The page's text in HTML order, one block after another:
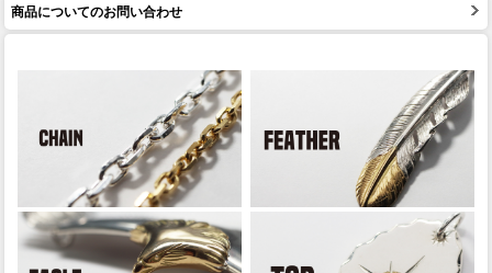
商品についてのお問い合わせ